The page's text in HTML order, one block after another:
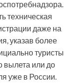
техническая
даже на
указав более
туристы
вылета или до
уже в России.